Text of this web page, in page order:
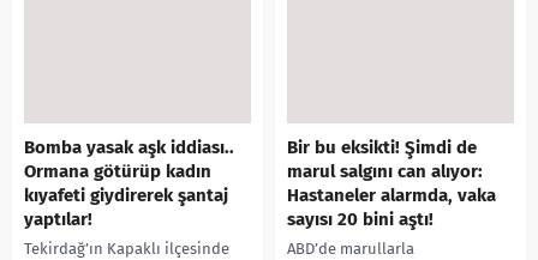
Bomba yasak aşk iddiası..
Ormana götürüp kadın
kıyafeti giydirerek şantaj
yaptılar!
Tekirdağ’ın Kapaklı ilçesinde
Bir bu eksikti! Şimdi de
marul salgını can alıyor:
Hastaneler alarmda, vaka
sayısı 20 bini aştı!
ABD’de marullarla